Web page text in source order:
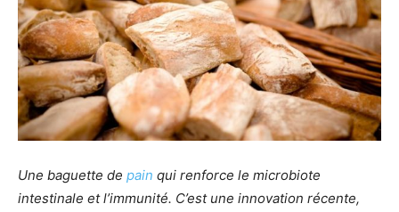
Une baguette de pain qui renforce le microbiote
intestinale et l’immunité. C’est une innovation récente,